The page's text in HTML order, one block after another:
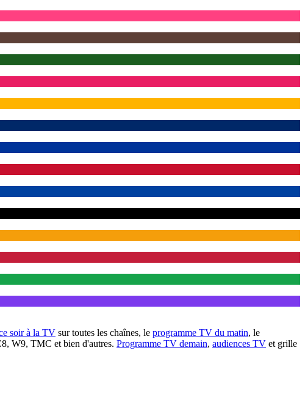
soir à la TV sur toutes les chaînes, le programme TV du matin, le
W9, TMC et bien d'autres. Programme TV demain, audiences TV et grille